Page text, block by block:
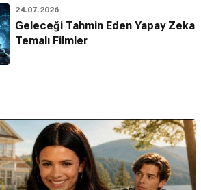
24.07.2026
Geleceği Tahmin Eden Yapay Zeka
Temalı Filmler